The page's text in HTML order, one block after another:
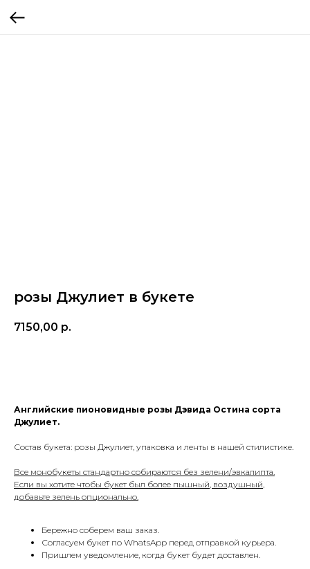
розы Джулиет в букете
7150,00 р.
Английские пионовидные розы Дэвида Остина сорта
Джулиет.
Состав букета: розы Джулиет, упаковка и ленты в нашей стилистике.
Все монобукеты стандартно собираются без зелени/эвкалипта.
Если вы хотите чтобы букет был более пышный, воздушный,
добавьте зелень опционально.
Бережно соберем ваш заказ.
Согласуем букет по WhatsApp перед отправкой курьера.
Пришлем уведомление, когда букет будет доставлен.